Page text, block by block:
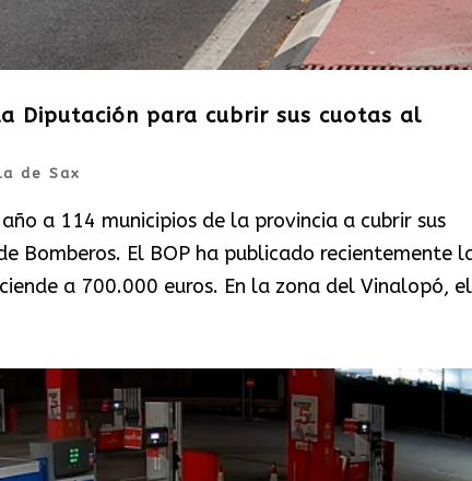
Diputación para cubrir sus cuotas al
de Sax
a 114 municipios de la provincia a cubrir sus
Bomberos. El BOP ha publicado recientemente
a 700.000 euros. En la zona del Vinalopó,